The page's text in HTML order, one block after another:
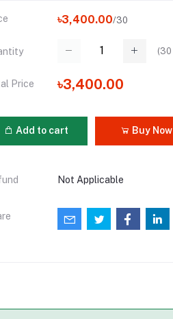
৳3,400.00/30
(30
Price ৳3,400.00
Add to cart Buy Now
Not Applicable